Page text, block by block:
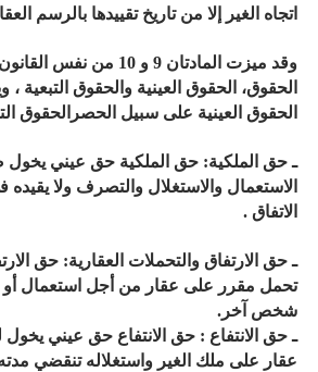
اتجاه الغير إلا من تاريخ تقييدها بالرسم
وقد ميزت المادتان 9 و 10
الحقوق، الحقوق العينية والحقوق
الحقوق العينية على سبيل الحصرالحقوق
ـ حق الملكية: حق الملكية حق عيني
الاستعمال والاستغلال والتصرف ولا يقيده
الاتفاق .
ـ حق الارتفاق والتحملات العقارية: حق
تحمل مقرر على عقار من أجل استعمال أو
شخص آخر.
ـ حق الانتفاع : حق الانتفاع حق عيني يخول
عقار على ملك الغير واستغلاله تنقضي